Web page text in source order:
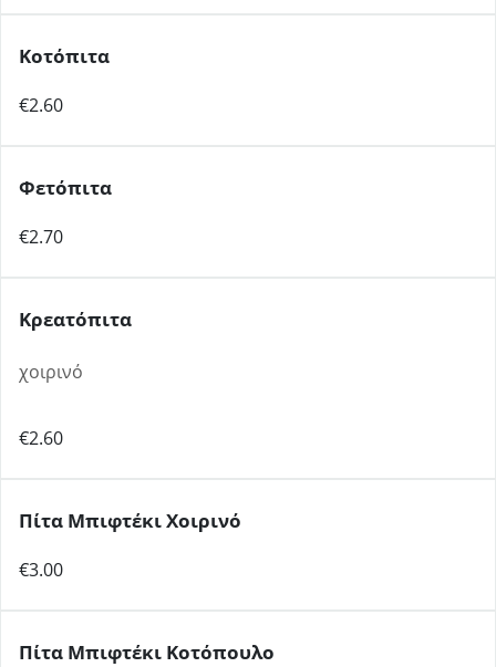
Κοτόπιτα
€2.60
Φετόπιτα
€2.70
Κρεατόπιτα
χοιρινό
€2.60
Πίτα Μπιφτέκι Χοιρινό
€3.00
Πίτα Μπιφτέκι Κοτόπουλο